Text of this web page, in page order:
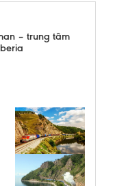
– trung tâm